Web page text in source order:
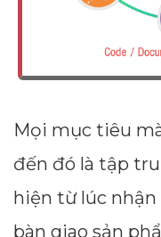
Mọi mục tiêu
đến đó là tập
hiện từ lúc
bàn giao sản